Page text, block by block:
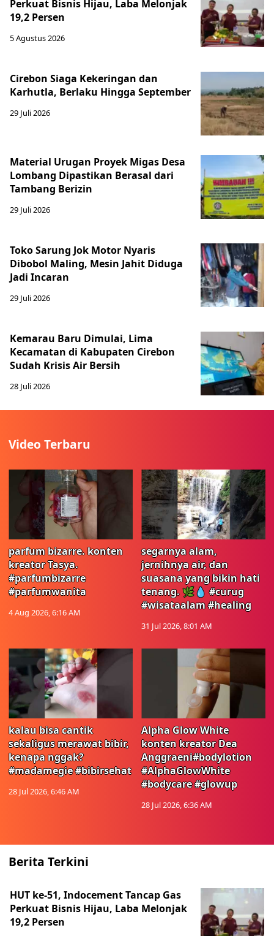
Perkuat Bisnis Hijau, Laba Melonjak
19,2 Persen
5 Agustus 2026
Cirebon Siaga Kekeringan dan
Karhutla, Berlaku Hingga September
29 Juli 2026
Material Urugan Proyek Migas Desa
Lombang Dipastikan Berasal dari
Tambang Berizin
29 Juli 2026
Toko Sarung Jok Motor Nyaris
Dibobol Maling, Mesin Jahit Diduga
Jadi Incaran
29 Juli 2026
Kemarau Baru Dimulai, Lima
Kecamatan di Kabupaten Cirebon
Sudah Krisis Air Bersih
28 Juli 2026
Video Terbaru
parfum bizarre. konten
kreator Tasya.
#parfumbizarre
#parfumwanita
4 Aug 2026, 6:16 AM
segarnya alam,
jernihnya air, dan
suasana yang bikin hati
tenang. 🌿💧 #curug
#wisataalam #healing
31 Jul 2026, 8:01 AM
kalau bisa cantik
sekaligus merawat bibir,
kenapa nggak?
#madamegie #bibirsehat
28 Jul 2026, 6:46 AM
Alpha Glow White
konten kreator Dea
Anggraeni#bodylotion
#AlphaGlowWhite
#bodycare #glowup
28 Jul 2026, 6:36 AM
Berita Terkini
HUT ke-51, Indocement Tancap Gas
Perkuat Bisnis Hijau, Laba Melonjak
19,2 Persen